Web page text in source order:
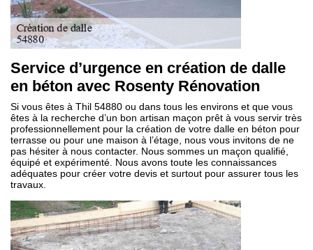
Service d’urgence en création de dalle
en béton avec Rosenty Rénovation
Si vous êtes à Thil 54880 ou dans tous les environs et que vous
êtes à la recherche d’un bon artisan maçon prêt à vous servir très
professionnellement pour la création de votre dalle en béton pour
terrasse ou pour une maison à l’étage, nous vous invitons de ne
pas hésiter à nous contacter. Nous sommes un maçon qualifié,
équipé et expérimenté. Nous avons toute les connaissances
adéquates pour créer votre devis et surtout pour assurer tous les
travaux.